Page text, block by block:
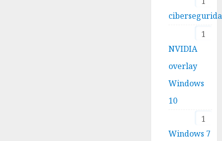
1
NVIDIA
overlay
Windows
10
1
Windows 7